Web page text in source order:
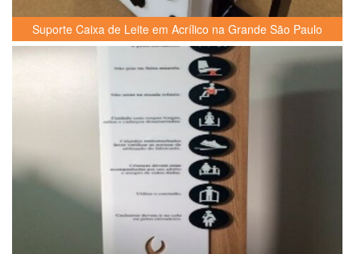
Suporte Caixa de Leite em Acrílico na Grande São Paulo